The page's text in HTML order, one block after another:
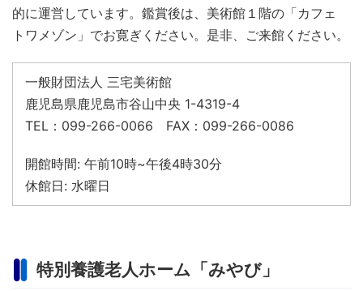
的に運営しています。鑑賞後は、美術館１階の「カフェ
トワメゾン」でお寛ぎください。是非、ご来館ください。
一般財団法人 三宅美術館
鹿児島県鹿児島市谷山中央 1-4319-4
TEL：099-266-0066 FAX：099-266-0086
開館時間: 午前10時~午後4時30分
休館日: 水曜日
特別養護老人ホーム「みやび」